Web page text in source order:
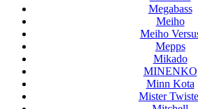
Megabass
Meiho
Meiho
Mepps
Mikado
MINENKO
Minn Kota
Mister